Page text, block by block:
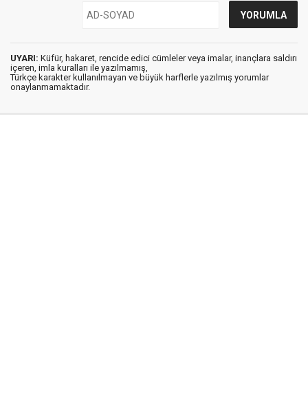
UYARI: Küfür, hakaret, rencide edici cümleler veya imalar, inançlara saldırı
içeren, imla kuralları ile yazılmamış,
Türkçe karakter kullanılmayan ve büyük harflerle yazılmış yorumlar
onaylanmamaktadır.